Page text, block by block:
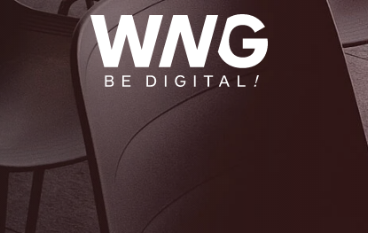
Cookies management panel